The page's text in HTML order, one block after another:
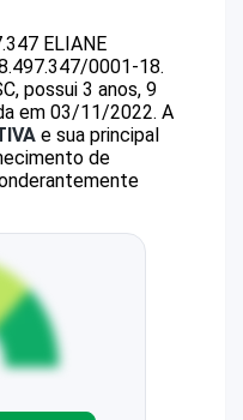
ELIANE
0001-18.
possui 3 anos, 9
em 03/11/2022. A
e sua principal
de